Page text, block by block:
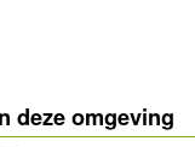
deze omgeving